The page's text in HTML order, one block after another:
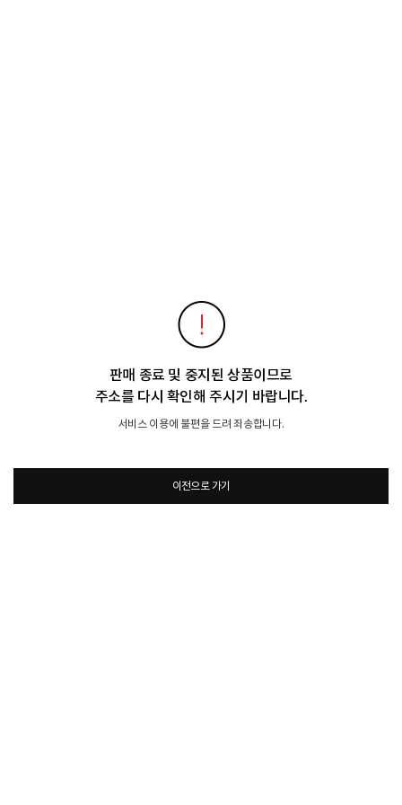
판매 종료 및 중지된 상품이므로
주소를 다시 확인해 주시기 바랍니다.
서비스 이용에 불편을 드려 죄송합니다.
이전으로 가기